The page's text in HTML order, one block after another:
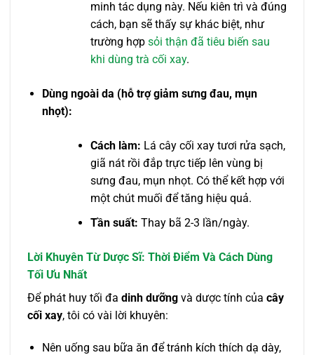
minh tác dụng này. Nếu kiên trì và đúng
cách, bạn sẽ thấy sự khác biệt, như
trường hợp sỏi thận đã tiêu biến sau
khi dùng trà cối xay.
Dùng ngoài da (hỗ trợ giảm sưng đau, mụn
nhọt):
Cách làm: Lá cây cối xay tươi rửa sạch,
giã nát rồi đắp trực tiếp lên vùng bị
sưng đau, mụn nhọt. Có thể kết hợp với
một chút muối để tăng hiệu quả.
Tần suất: Thay bã 2-3 lần/ngày.
Lời Khuyên Từ Dược Sĩ: Thời Điểm Và Cách Dùng
Tối Ưu Nhất
Để phát huy tối đa dinh dưỡng và dược tính của cây
cối xay, tôi có vài lời khuyên:
Nên uống sau bữa ăn để tránh kích thích dạ dày,